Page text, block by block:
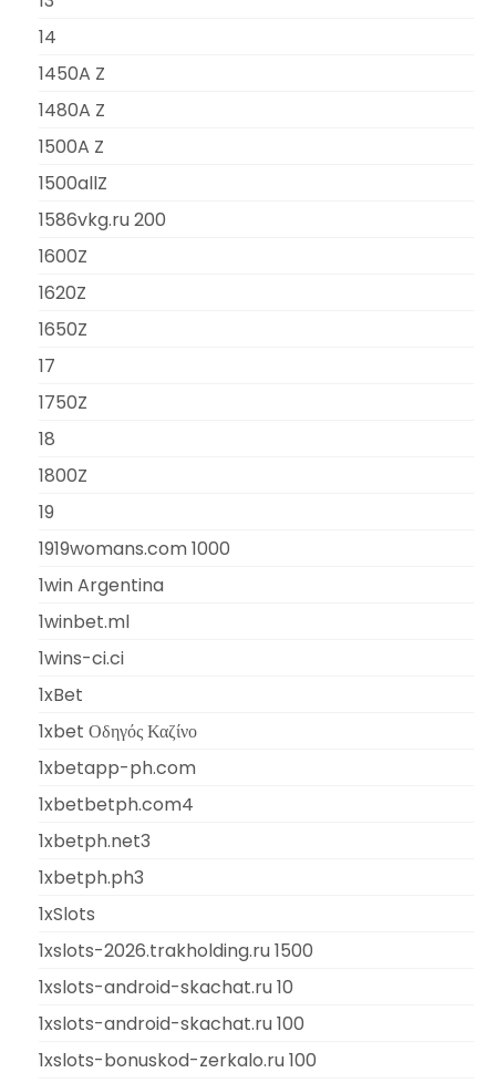
14
1450A Z
1480A Z
1500A Z
1500allZ
1586vkg.ru 200
1600Z
1620Z
1650Z
17
1750Z
18
1800Z
19
1919womans.com 1000
1win Argentina
1winbet.ml
1wins-ci.ci
1xBet
1xbet Οδηγός Καζίνο
1xbetapp-ph.com
1xbetbetph.com4
1xbetph.net3
1xbetph.ph3
1xSlots
1xslots-2026.trakholding.ru 1500
1xslots-android-skachat.ru 10
1xslots-android-skachat.ru 100
1xslots-bonuskod-zerkalo.ru 100